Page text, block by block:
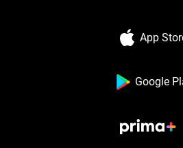
App
Google